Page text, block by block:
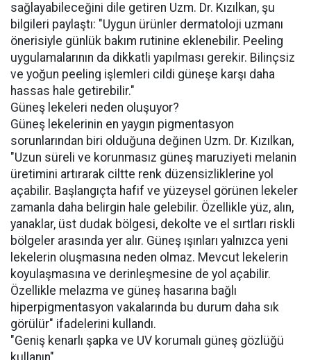
sağlayabileceğini dile getiren Uzm. Dr. Kızılkan, şu
bilgileri paylaştı: "Uygun ürünler dermatoloji uzmanı
önerisiyle günlük bakım rutinine eklenebilir. Peeling
uygulamalarının da dikkatli yapılması gerekir. Bilinçsiz
ve yoğun peeling işlemleri cildi güneşe karşı daha
hassas hale getirebilir."
Güneş lekeleri neden oluşuyor?
Güneş lekelerinin en yaygın pigmentasyon
sorunlarından biri olduğuna değinen Uzm. Dr. Kızılkan,
"Uzun süreli ve korunmasız güneş maruziyeti melanin
üretimini artırarak ciltte renk düzensizliklerine yol
açabilir. Başlangıçta hafif ve yüzeysel görünen lekeler
zamanla daha belirgin hale gelebilir. Özellikle yüz, alın,
yanaklar, üst dudak bölgesi, dekolte ve el sırtları riskli
bölgeler arasında yer alır. Güneş ışınları yalnızca yeni
lekelerin oluşmasına neden olmaz. Mevcut lekelerin
koyulaşmasına ve derinleşmesine de yol açabilir.
Özellikle melazma ve güneş hasarına bağlı
hiperpigmentasyon vakalarında bu durum daha sık
görülür" ifadelerini kullandı.
"Geniş kenarlı şapka ve UV korumalı güneş gözlüğü
kullanın"